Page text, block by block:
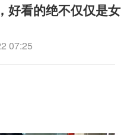
好看的绝不仅仅是女
07:25